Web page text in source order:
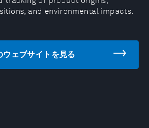
and environmental impacts.
ェブサイトを見る